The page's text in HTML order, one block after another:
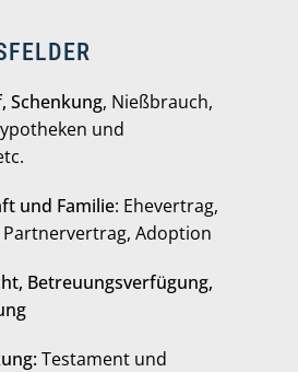
Schenkung, Nießbrauch,
und
und Familie: Ehevertrag,
Adoption
Betreuungsverfügung,
Testament und